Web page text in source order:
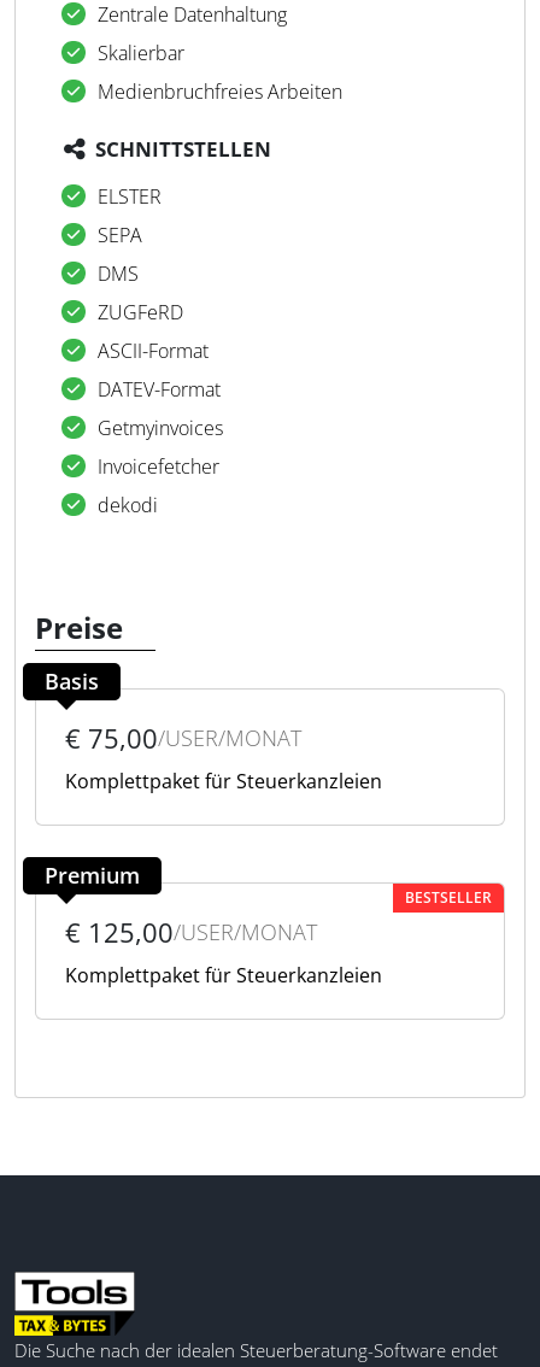
Zentrale Datenhaltung
Skalierbar
Medienbruchfreies Arbeiten
SCHNITTSTELLEN
ELSTER
SEPA
DMS
ZUGFeRD
ASCII-Format
DATEV-Format
Getmyinvoices
Invoicefetcher
dekodi
Preise
Basis
€ 75,00/USER/MONAT
Komplettpaket für Steuerkanzleien
Premium
BESTSELLER
€ 125,00/USER/MONAT
Komplettpaket für Steuerkanzleien
Die Suche nach der idealen Steuerberatung-Software endet